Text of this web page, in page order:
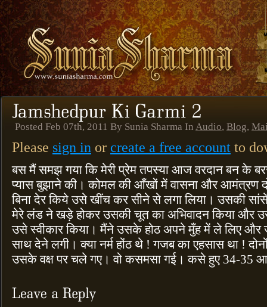
Posted Feb 07th, 2011 By Sunia Sharma In Audio, Blog,
Please sign in or create a free account to
बस मैं समझ गया कि मेरी प्रेम तपस्या आज वरदान बन के
प्यास बुझाने की। कोमल की आँखों में वासना और आमंत्रण
बिना देर किये उसे खींच कर सीने से लगा लिया। उसकी
मेरे लंड ने खड़े होकर उसकी चूत का अभिवादन किया और
उसे स्वीकार किया। मैंने उसके होठ अपने मुँह में ले लिए और
साथ देने लगी। क्या नर्म होंठ थे ! गजब का एहसास था !
उसके वक्ष पर चले गए। वो कसमसा गई। कसे हुए 34-35